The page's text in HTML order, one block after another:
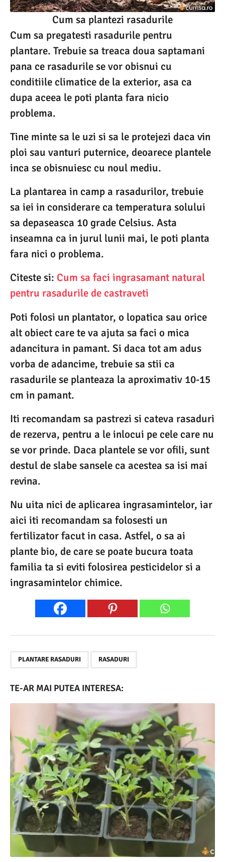
Cum sa plantezi rasadurile
Cum sa pregatesti rasadurile pentru
plantare. Trebuie sa treaca doua saptamani
pana ce rasadurile se vor obisnui cu
conditiile climatice de la exterior, asa ca
dupa aceea le poti planta fara nicio
problema.
Tine minte sa le uzi si sa le protejezi daca vin
ploi sau vanturi puternice, deoarece plantele
inca se obisnuiesc cu noul mediu.
La plantarea in camp a rasadurilor, trebuie
sa iei in considerare ca temperatura solului
sa depaseasca 10 grade Celsius. Asta
inseamna ca in jurul lunii mai, le poti planta
fara nici o problema.
Citeste si: Cum sa faci ingrasamant natural
pentru rasadurile de castraveti
Poti folosi un plantator, o lopatica sau orice
alt obiect care te va ajuta sa faci o mica
adancitura in pamant. Si daca tot am adus
vorba de adancime, trebuie sa stii ca
rasadurile se planteaza la aproximativ 10-15
cm in pamant.
Iti recomandam sa pastrezi si cateva rasaduri
de rezerva, pentru a le inlocui pe cele care nu
se vor prinde. Daca plantele se vor ofili, sunt
destul de slabe sansele ca acestea sa isi mai
revina.
Nu uita nici de aplicarea ingrasamintelor, iar
aici iti recomandam sa folosesti un
fertilizator facut in casa. Astfel, o sa ai
plante bio, de care se poate bucura toata
familia ta si eviti folosirea pesticidelor si a
ingrasamintelor chimice.
PLANTARE RASADURI RASADURI
TE-AR MAI PUTEA INTERESA: